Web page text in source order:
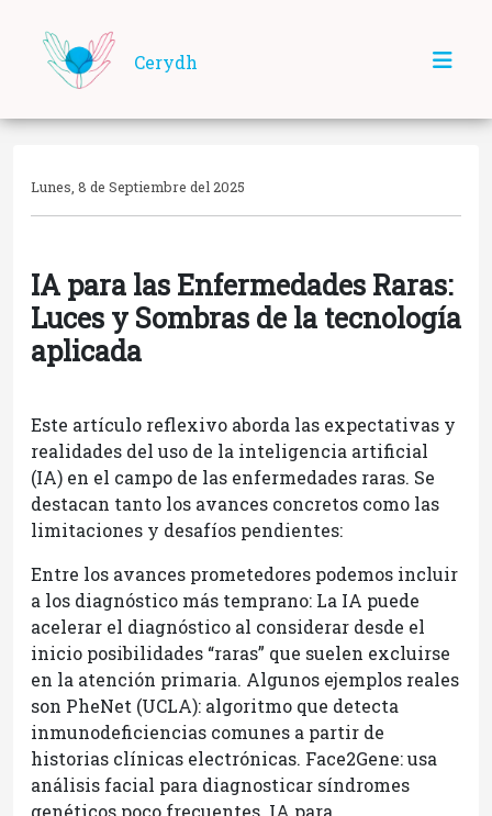
Cerydh
Lunes, 8 de Septiembre del 2025
IA para las Enfermedades Raras:
Luces y Sombras de la tecnología
aplicada
Este artículo reflexivo aborda las expectativas y
realidades del uso de la inteligencia artificial
(IA) en el campo de las enfermedades raras. Se
destacan tanto los avances concretos como las
limitaciones y desafíos pendientes:
Entre los avances prometedores podemos incluir
a los diagnóstico más temprano: La IA puede
acelerar el diagnóstico al considerar desde el
inicio posibilidades “raras” que suelen excluirse
en la atención primaria. Algunos ejemplos reales
son PheNet (UCLA): algoritmo que detecta
inmunodeficiencias comunes a partir de
historias clínicas electrónicas. Face2Gene: usa
análisis facial para diagnosticar síndromes
genéticos poco frecuentes. IA para